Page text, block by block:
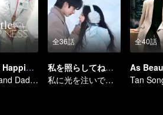
My Little Happiness
Xing Fei and Daddi Tang's sweet love story.
全36話
私を照らしてね（英語吹替）
私に光を注いでください
全40話